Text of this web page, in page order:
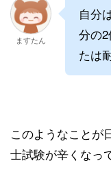
ますたん
自分
分の
たは
このようなことが
士試験が辛くなっ